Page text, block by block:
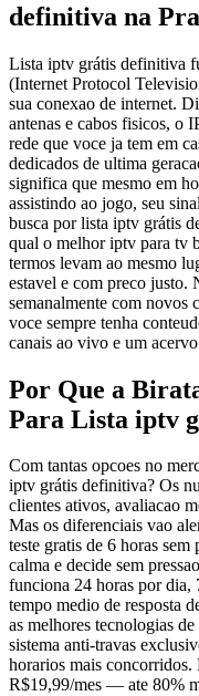
definitiva na
Lista iptv grátis definitiva
(Internet Protocol
sua conexao de internet.
antenas e cabos fisicos, o
rede que voce ja tem em
dedicados de ultima
significa que mesmo em
assistindo ao jogo, seu
busca por lista iptv grátis
qual o melhor iptv para tv
termos levam ao mesmo
estavel e com preco justo.
semanalmente com novos
voce sempre tenha
canais ao vivo e um
Por Que a
Para Lista iptv
Com tantas opcoes no
iptv grátis definitiva? Os
clientes ativos, avaliacao
Mas os diferenciais vao
teste gratis de 6 horas
calma e decide sem
funciona 24 horas por dia,
tempo medio de resposta
as melhores tecnologias
sistema anti-travas
horarios mais
R$19,99/mes — ate 80%